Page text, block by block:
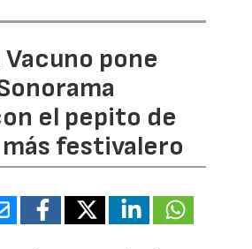
Vacuno pone
el pepito de
festivalero